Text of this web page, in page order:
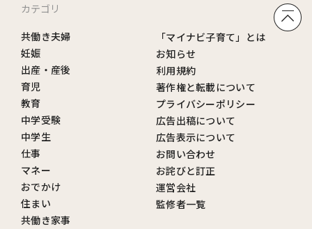
カテゴリ
共働き夫婦
妊娠
出産・産後
育児
教育
中学受験
中学生
仕事
マネー
おでかけ
住まい
共働き家事
「マイナビ子育て」とは
お知らせ
利用規約
著作権と転載について
プライバシーポリシー
広告出稿について
広告表示について
お問い合わせ
お詫びと訂正
運営会社
監修者一覧